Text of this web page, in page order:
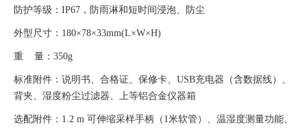
防护等级： IP67，防雨淋和短时间浸泡、防尘
外型尺寸： 180×78×33mm(L×W×H)
重 量：350g
标准附件：说明书、合格证、保修卡、 USB充电器（含数据线）、
背夹、湿度粉尘过滤器、上等铝合金仪器箱
选配附件： 1.2 m 可伸缩采样手柄（1米软管）、温湿度测量功能、